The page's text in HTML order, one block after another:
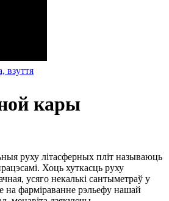
кары
руху літасферных пліт называюць
Хоць хуткасць руху
усяго некалькі сантыметраў у
на фарміраванне рэльефу нашай